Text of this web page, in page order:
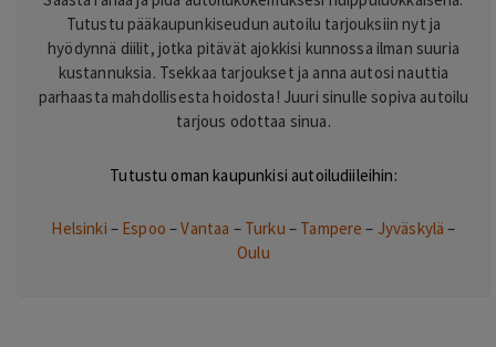
Tutustu pääkaupunkiseudun autoilu tarjouksiin nyt ja
hyödynnä diilit, jotka pitävät ajokkisi kunnossa ilman suuria
kustannuksia. Tsekkaa tarjoukset ja anna autosi nauttia
parhaasta mahdollisesta hoidosta! Juuri sinulle sopiva autoilu
tarjous odottaa sinua.
Tutustu oman kaupunkisi autoiludiileihin:
Helsinki – Espoo –Vantaa – Turku – Tampere – Jyväskylä –
Oulu